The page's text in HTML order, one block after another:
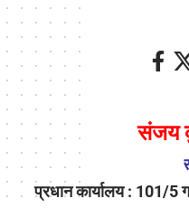
संजय
प्रधान कार्यालय : 101/5